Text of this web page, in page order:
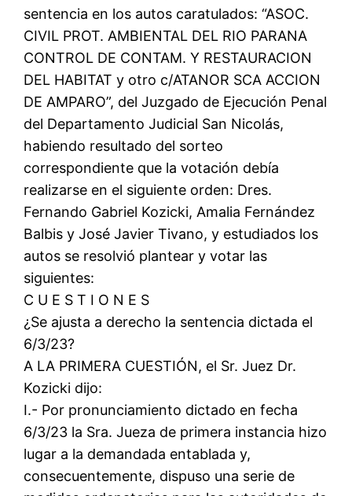
sentencia en los autos caratulados: “ASOC.
CIVIL PROT. AMBIENTAL DEL RIO PARANA
CONTROL DE CONTAM. Y RESTAURACION
DEL HABITAT y otro c/ATANOR SCA ACCION
DE AMPARO”, del Juzgado de Ejecución Penal
del Departamento Judicial San Nicolás,
habiendo resultado del sorteo
correspondiente que la votación debía
realizarse en el siguiente orden: Dres.
Fernando Gabriel Kozicki, Amalia Fernández
Balbis y José Javier Tivano, y estudiados los
autos se resolvió plantear y votar las
siguientes:
C U E S T I O N E S
¿Se ajusta a derecho la sentencia dictada el
6/3/23?
A LA PRIMERA CUESTIÓN, el Sr. Juez Dr.
Kozicki dijo:
I.- Por pronunciamiento dictado en fecha
6/3/23 la Sra. Jueza de primera instancia hizo
lugar a la demandada entablada y,
consecuentemente, dispuso una serie de